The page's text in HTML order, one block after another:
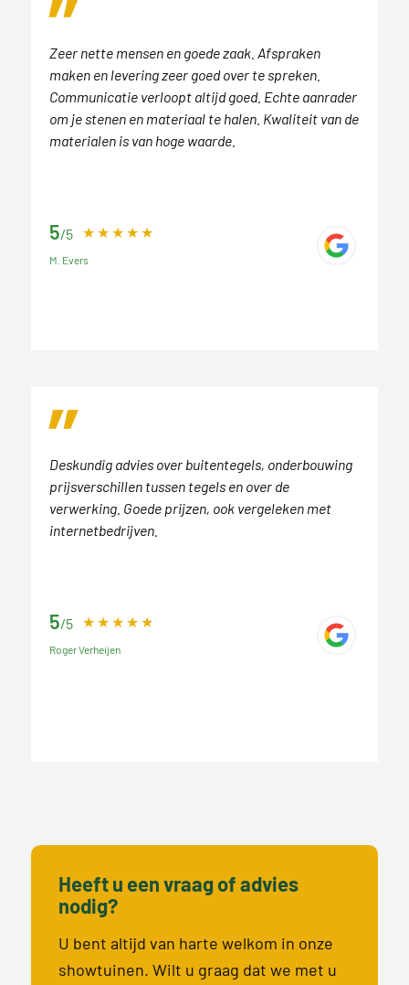
Zeer nette mensen en goede zaak. Afspraken
maken en levering zeer goed over te spreken.
Communicatie verloopt altijd goed. Echte aanrader
om je stenen en materiaal te halen. Kwaliteit van de
materialen is van hoge waarde.
5/5
M. Evers
Deskundig advies over buitentegels, onderbouwing
prijsverschillen tussen tegels en over de
verwerking. Goede prijzen, ook vergeleken met
internetbedrijven.
5/5
Roger Verheijen
Heeft u een vraag of advies
nodig?
U bent altijd van harte welkom in onze
showtuinen. Wilt u graag dat we met u